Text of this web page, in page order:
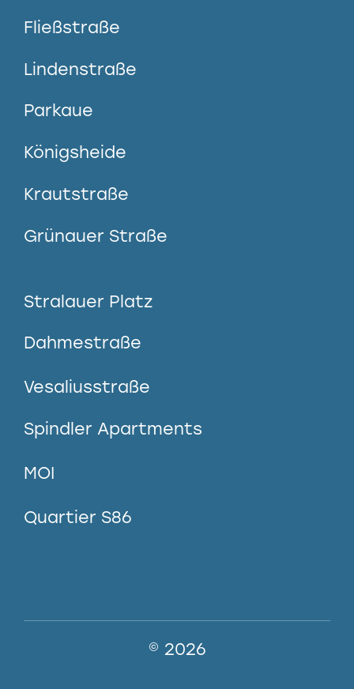
Fließstraße
Lindenstraße
Parkaue
Königsheide
Krautstraße
Grünauer Straße
Stralauer Platz
Dahmestraße
Vesaliusstraße
Spindler Apartments
MOI
Quartier S86
© 2026